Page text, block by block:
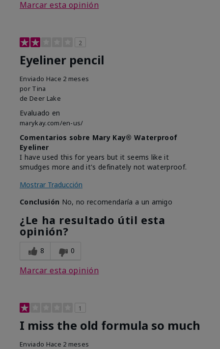
Marcar esta opinión
2
Eyeliner pencil
Enviado Hace 2 meses
por Tina
de Deer Lake
Evaluado en
marykay.com/en-us/
Comentarios sobre Mary Kay® Waterproof
Eyeliner
I have used this for years but it seems like it
smudges more and it's definately not waterproof.
Mostrar Traducción
Conclusión No, no recomendaría a un amigo
¿Le ha resultado útil esta
opinión?
8 0
Marcar esta opinión
1
I miss the old formula so much
Enviado Hace 2 meses